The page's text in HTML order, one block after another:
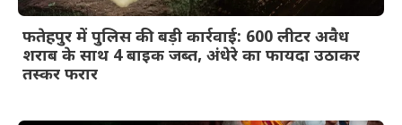
फतेहपुर में पुलिस की बड़ी कार्रवाई: 600 लीटर अवैध
शराब के साथ 4 बाइक जब्त, अंधेरे का फायदा उठाकर
तस्कर फरार